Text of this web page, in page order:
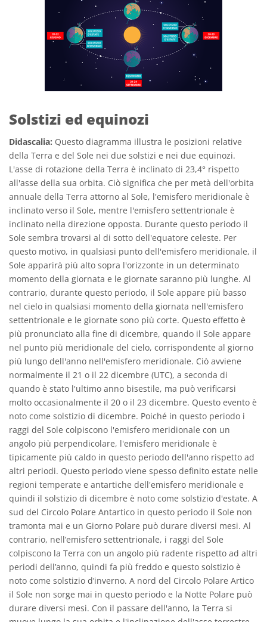
Solstizi ed equinozi
Didascalia: Questo diagramma illustra le posizioni relative
della Terra e del Sole nei due solstizi e nei due equinozi.
L'asse di rotazione della Terra è inclinato di 23,4° rispetto
all'asse della sua orbita. Ciò significa che per metà dell'orbita
annuale della Terra attorno al Sole, l'emisfero meridionale è
inclinato verso il Sole, mentre l'emisfero settentrionale è
inclinato nella direzione opposta. Durante questo periodo il
Sole sembra trovarsi al di sotto dell'equatore celeste. Per
questo motivo, in qualsiasi punto dell'emisfero meridionale, il
Sole apparirà più alto sopra l'orizzonte in un determinato
momento della giornata e le giornate saranno più lunghe. Al
contrario, durante questo periodo, il Sole appare più basso
nel cielo in qualsiasi momento della giornata nell'emisfero
settentrionale e le giornate sono più corte. Questo effetto è
più pronunciato alla fine di dicembre, quando il Sole appare
nel punto più meridionale del cielo, corrispondente al giorno
più lungo dell'anno nell'emisfero meridionale. Ciò avviene
normalmente il 21 o il 22 dicembre (UTC), a seconda di
quando è stato l'ultimo anno bisestile, ma può verificarsi
molto occasionalmente il 20 o il 23 dicembre. Questo evento è
noto come solstizio di dicembre. Poiché in questo periodo i
raggi del Sole colpiscono l'emisfero meridionale con un
angolo più perpendicolare, l'emisfero meridionale è
tipicamente più caldo in questo periodo dell'anno rispetto ad
altri periodi. Questo periodo viene spesso definito estate nelle
regioni temperate e antartiche dell'emisfero meridionale e
quindi il solstizio di dicembre è noto come solstizio d'estate. A
sud del Circolo Polare Antartico in questo periodo il Sole non
tramonta mai e un Giorno Polare può durare diversi mesi. Al
contrario, nell’emisfero settentrionale, i raggi del Sole
colpiscono la Terra con un angolo più radente rispetto ad altri
periodi dell’anno, quindi fa più freddo e questo solstizio è
noto come solstizio d’inverno. A nord del Circolo Polare Artico
il Sole non sorge mai in questo periodo e la Notte Polare può
durare diversi mesi. Con il passare dell'anno, la Terra si